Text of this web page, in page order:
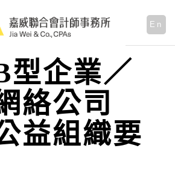
En
型企業／
絡公司
益組織要